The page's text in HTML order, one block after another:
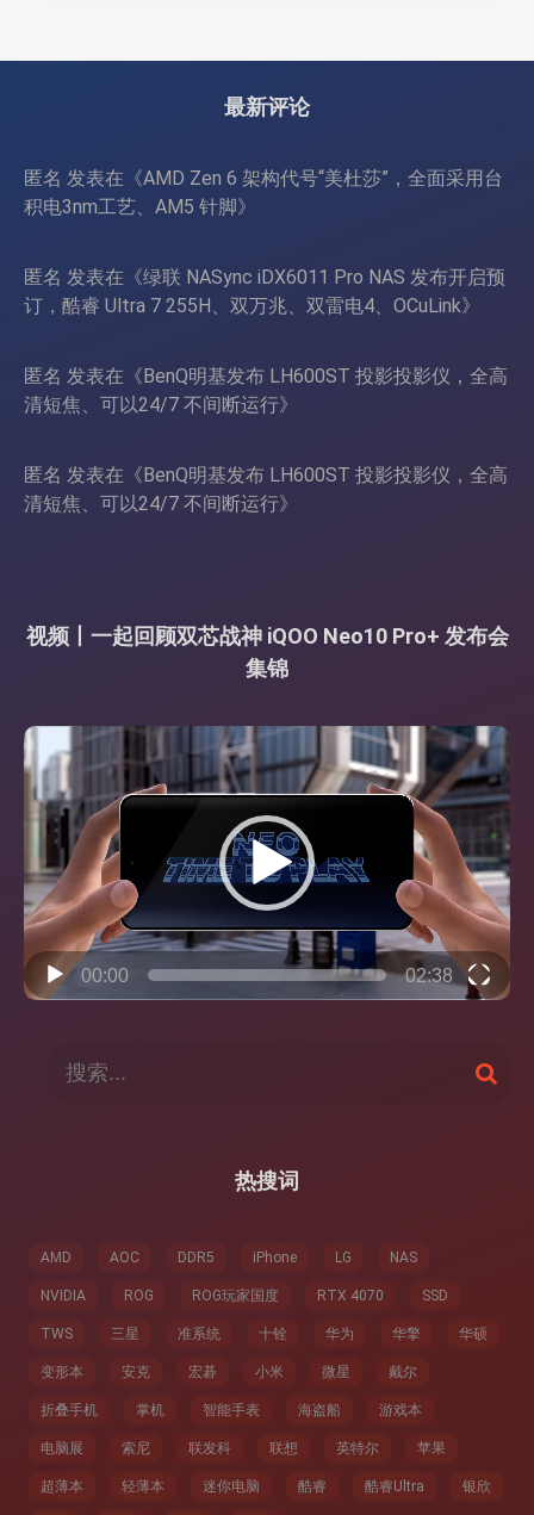
最新评论
匿名 发表在《AMD Zen 6 架构代号“美杜莎”，全面采用台
积电3nm工艺、AM5 针脚》
匿名 发表在《绿联 NASync iDX6011 Pro NAS 发布开启预
订，酷睿 Ultra 7 255H、双万兆、双雷电4、OCuLink》
匿名 发表在《BenQ明基发布 LH600ST 投影投影仪，全高
清短焦、可以24/7 不间断运行》
匿名 发表在《BenQ明基发布 LH600ST 投影投影仪，全高
清短焦、可以24/7 不间断运行》
视频丨一起回顾双芯战神 iQOO Neo10 Pro+ 发布会
集锦
视
频
播
放
00:00 02:38
搜
索
热搜词
AMD AOC DDR5 iPhone LG NAS
NVIDIA ROG ROG玩家国度 RTX 4070 SSD
TWS 三星 准系统 十铨 华为 华擎 华硕
变形本 安克 宏碁 小米 微星 戴尔
折叠手机 掌机 智能手表 海盗船 游戏本
电脑展 索尼 联发科 联想 英特尔 苹果
超薄本 轻薄本 迷你电脑 酷睿 酷睿Ultra 银欣